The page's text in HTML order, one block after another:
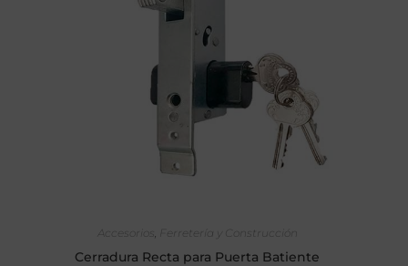
Accesorios
Ferretería y Construcción
Cerradura Recta para Puerta Batiente